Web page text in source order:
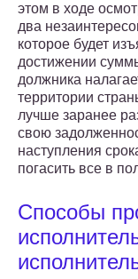
этом в ходе
два
которое будет
достижении
должника
территории
лучше заранее
свою
наступления
погасить все в
Способы